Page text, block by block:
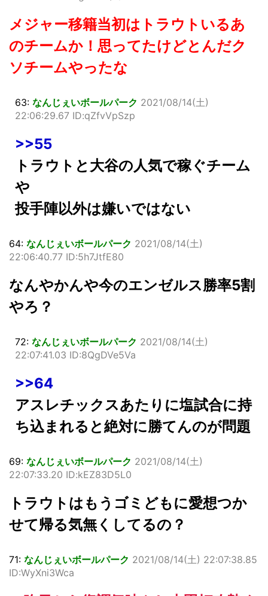
メジャー移籍当初はトラウトいるあ
のチームか！思ってたけどとんだク
ソチームやったな
63: なんじぇいボールパーク 2021/08/14(土)
22:06:29.67 ID:qZfvVpSzp
>>55
トラウトと大谷の人気で稼ぐチーム
や
投手陣以外は嫌いではない
64: なんじぇいボールパーク 2021/08/14(土)
22:06:40.77 ID:5h7JtfE80
なんやかんや今のエンゼルス勝率5割
やろ？
72: なんじぇいボールパーク 2021/08/14(土)
22:07:41.03 ID:8QgDVe5Va
>>64
アスレチックスあたりに塩試合に持
ち込まれると絶対に勝てんのが問題
69: なんじぇいボールパーク 2021/08/14(土)
22:07:33.20 ID:kEZ83D5L0
トラウトはもうゴミどもに愛想つか
せて帰る気無くしてるの？
71: なんじぇいボールパーク 2021/08/14(土) 22:07:38.85
ID:WyXni3Wca